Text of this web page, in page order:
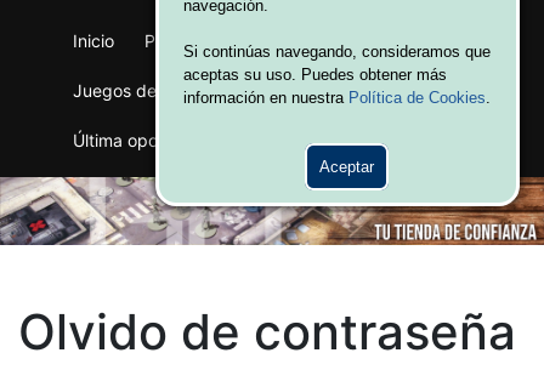
Inicio Productos Juegos de mesa
Juegos de cartas Merchandising Ofertas
Última oportunidad Wargames
Olvido de contraseña
navegación.
Si continúas navegando, consideramos que
aceptas su uso. Puedes obtener más
información en nuestra Política de Cookies.
Aceptar